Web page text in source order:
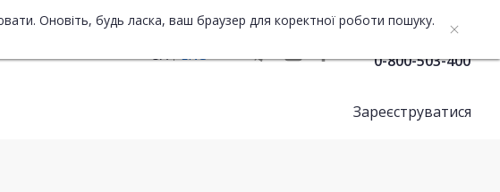
Оновіть, будь ласка, ваш браузер для коректної роботи пошуку.
UA
ENG 0-800-503-400
Зареєструватися